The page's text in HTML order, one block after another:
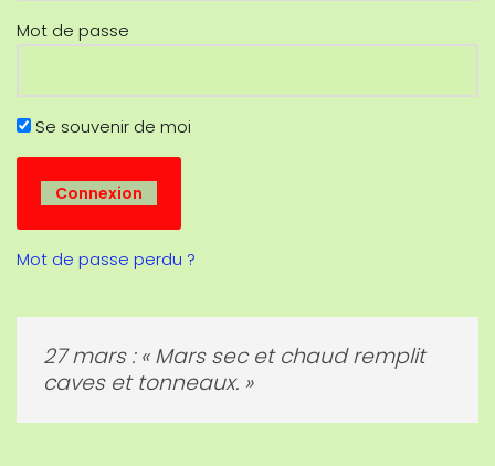
Mot de passe
Se souvenir de moi
Mot de passe perdu ?
06 janvier : Si le soir des Rois beaucoup
d’étoiles tu vois ; auras sécheresse en